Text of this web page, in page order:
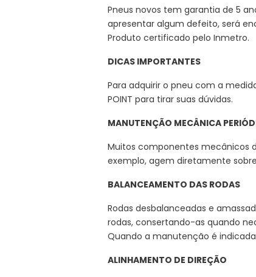
Pneus novos tem garantia de 5
apresentar algum defeito, será
Produto certificado pelo Inmetro.
DICAS IMPORTANTES
Para adquirir o pneu com a
POINT para tirar suas dúvidas.
MANUTENÇÃO MECÂNICA
Muitos componentes mecânicos
exemplo, agem diretamente
BALANCEAMENTO DAS RODAS
Rodas desbalanceadas e
rodas, consertando-as quando
Quando a manutenção é
ALINHAMENTO DE DIREÇÃO